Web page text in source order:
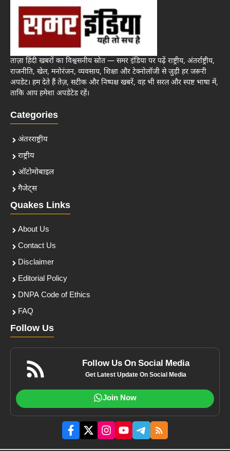
ताज़ा हिंदी खबरों का विश्वसनीय स्रोत — समर इंडिया पर पढ़ें राष्ट्रीय, अंतर्राष्ट्रीय,
राजनीति, खेल, मनोरंजन, व्यवसाय, शिक्षा और टेक्नोलॉजी से जुड़ी हर जरूरी
अपडेट। हम देते हैं तेज़, सटीक और निष्पक्ष खबरें, वह भी सरल और स्पष्ट भाषा में,
ताकि आप हमेशा अपडेटेड रहें।
Categories
अंतरराष्ट्रीय
राष्ट्रीय
ऑटोमोबाइल
गैजेट्स
Quakes Links
About Us
Contact Us
Disclaimer
Editorial Policy
DNPA Code of Ethics
FAQ
Follow Us
Follow Us On Social Media
Get Latest Update On Social Media
Join Now